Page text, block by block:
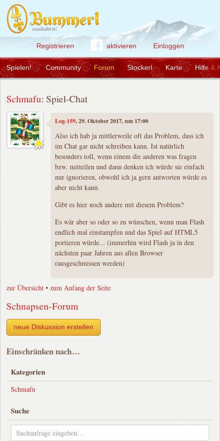
Registrieren aktivieren Einloggen
Community Forum Stockerl Karte Hilfe &
Spielen!
Schmafu: Spiel-Chat
Log-159, 29. Oktober 2017, um 17:00
Also ich hab ja mittlerweile oft das Problem, dass ich
im Chat gar nicht schreiben kann. Ist natürlich
besonders toll, wenn einem die anderen was fragen
bzw. mitteilen und dann denken ich würde sie einfach
nur ignorieren, obwohl ich ja gern antworten würde es
aber nicht kann.
Gibt es hier noch andere mit diesem Problem?
Es wär aber so oder so zu wünschen, wenn man Flash
endlich mal einstampfen und das Spiel auf HTML5
portieren würde... (immerhin wird Flash ja in den
nächsten paar Jahren aus allen Browser
rausgeschmissen werden)
zur Übersicht •zum Anfang der Seite
Schnapsen-Forum
neue Diskussion erstellen
Einschränken nach…
Kategorien
Schmafu
Suche